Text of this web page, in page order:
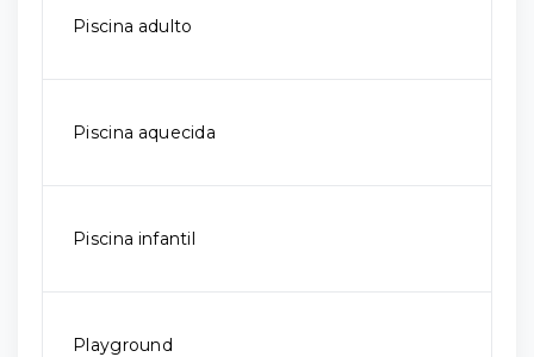
Piscina adulto
Piscina aquecida
Piscina infantil
Playground